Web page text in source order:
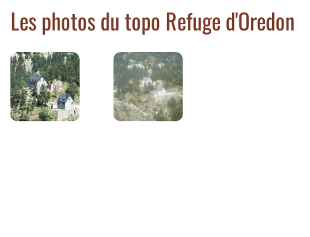
Les photos du topo Refuge d'Oredon